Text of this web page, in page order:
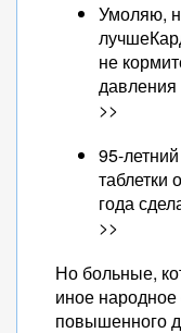
Умоляю,
не
>>
95-
таблетки
года
>>
Но больные,
иное народное
повышенного